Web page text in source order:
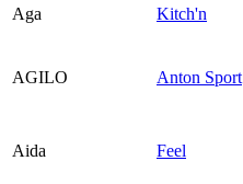
Aga
Kitch'n
AGILO Anton Sport
Aida Feel